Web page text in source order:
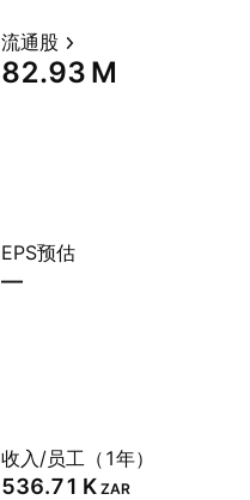
流通股
‪82.93 M‬
EPS预估
—
收入/员工（1年）
‪536.71 K‬ ZAR